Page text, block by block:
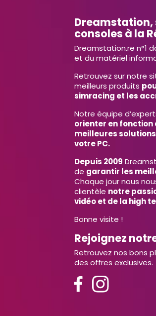
Dreamstation,
consoles à la
Dreamstation.re n°1
et du matériel
Retrouvez sur notre
meilleurs produits
simracing et les
Notre équipe
orienter en fonction
meilleures
votre PC.
Depuis 2009
de garantir les
Chaque jour nous
clientèle notre
vidéo et de la high
Bonne visite !
Rejoignez
Retrouvez nos bons
des offres exclusives.